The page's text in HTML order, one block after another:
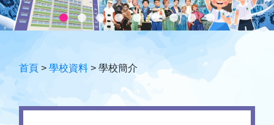
首頁 > 學校資料 > 學校簡介